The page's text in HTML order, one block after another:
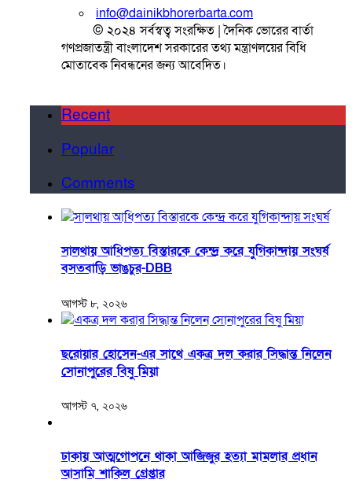
info@dainikbhorerbarta.com
© ২০২৪ সর্বস্বত্ব সংরক্ষিত | দৈনিক ভোরের বার্তা
গণপ্রজাতন্ত্রী বাংলাদেশ সরকারের তথ্য মন্ত্রাণলয়ের বিধি
মোতাবেক নিবন্ধনের জন্য আবেদিত।
Recent
Popular
Comments
সালথায় আধিপত্য বিস্তারকে কেন্দ্র করে যুগিকান্দায় সংঘর্ষ
বসতবাড়ি ভাঙচুর-DBB
আগস্ট ৮, ২০২৬
ছরোয়ার হোসেন-এর সাথে একত্র দল করার সিদ্ধান্ত নিলেন
সোনাপুরের বিষু মিয়া
আগস্ট ৭, ২০২৬
ঢাকায় আত্মগোপনে থাকা আজিজুর হত্যা মামলার প্রধান
আসামি শাকিল গ্রেপ্তার